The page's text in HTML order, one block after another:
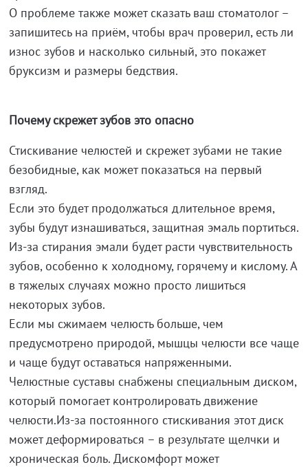
О проблеме также может сказать ваш стоматолог –
запишитесь на приём, чтобы врач проверил, есть ли
износ зубов и насколько сильный, это покажет
бруксизм и размеры бедствия.
Почему скрежет зубов это опасно
Стискивание челюстей и скрежет зубами не такие
безобидные, как может показаться на первый
взгляд.
Если это будет продолжаться длительное время,
зубы будут изнашиваться, защитная эмаль портиться.
Из-за стирания эмали будет расти чувствительность
зубов, особенно к холодному, горячему и кислому. А
в тяжелых случаях можно просто лишиться
некоторых зубов.
Если мы сжимаем челюсть больше, чем
предусмотрено природой, мышцы челюсти все чаще
и чаще будут оставаться напряженными.
Челюстные суставы снабжены специальным диском,
который помогает контролировать движение
челюсти.Из-за постоянного стискивания этот диск
может деформироваться – в результате щелчки и
хроническая боль. Дискомфорт может